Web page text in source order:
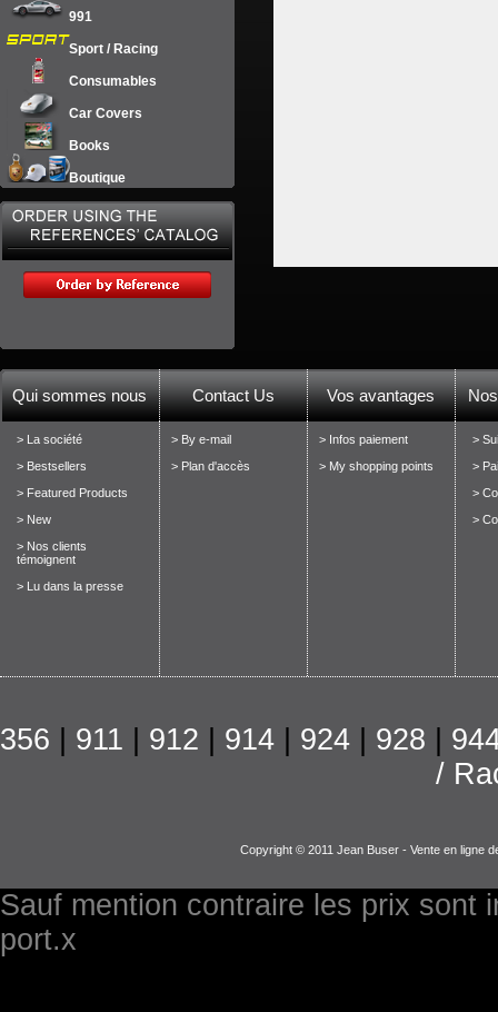
991
Sport / Racing
Consumables
Car Covers
Books
Boutique
Qui sommes nous Contact Us Vos avantages
> La société
> Bestsellers
> Featured Products
> New
> Nos clients
témoignent
> Lu dans la presse
> By e-mail
> Plan d'accès
> Infos paiement
> My shopping points
>
>
>
>
356 911 912 914 924 928
/
Copyright © 2011 Jean Buser - Vente en ligne
Sauf mention contraire les prix sont
port.x